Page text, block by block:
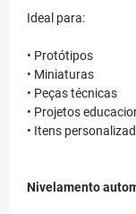
Ideal para:
• Protótipos
• Miniaturas
• Peças técnicas
• Projetos
• Itens
Nivelamento